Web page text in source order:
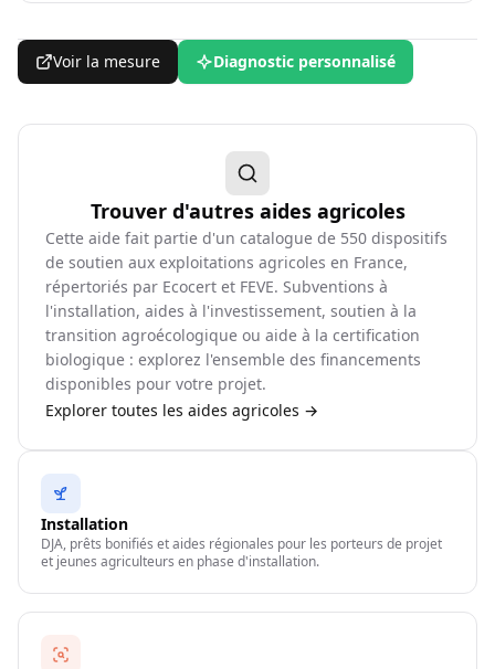
Voir la mesure Diagnostic personnalisé
Trouver d'autres aides agricoles
Cette aide fait partie d'un catalogue de 550 dispositifs
de soutien aux exploitations agricoles en France,
répertoriés par Ecocert et FEVE. Subventions à
l'installation, aides à l'investissement, soutien à la
transition agroécologique ou aide à la certification
biologique : explorez l'ensemble des financements
disponibles pour votre projet.
Explorer toutes les aides agricoles →
Installation
DJA, prêts bonifiés et aides régionales pour les porteurs de projet
et jeunes agriculteurs en phase d'installation.